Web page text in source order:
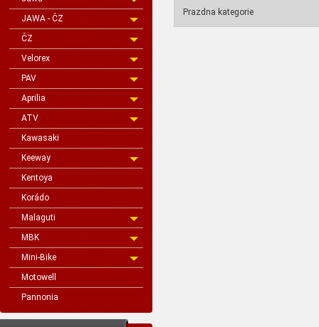
JAWA - ČZ
ČZ
Velorex
PAV
Aprilia
ATV
Kawasaki
Keeway
Kentoya
Korádo
Malaguti
MBK
Mini-Bike
Motowell
Pannonia
Prazdna kategorie